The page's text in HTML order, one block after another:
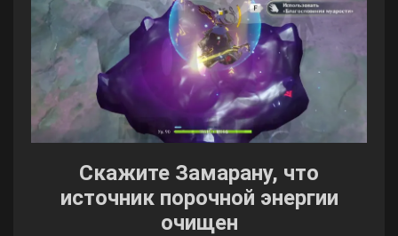
Скажите Замарану, что
источник порочной энергии
очищен